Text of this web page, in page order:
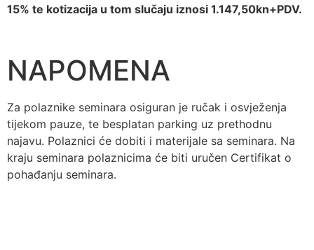
15% te kotizacija u tom slučaju iznosi 1.147,50kn+PDV.
NAPOMENA
Za polaznike seminara osiguran je ručak i osvježenja
tijekom pauze, te besplatan parking uz prethodnu
najavu. Polaznici će dobiti i materijale sa seminara. Na
kraju seminara polaznicima će biti uručen Certifikat o
pohađanju seminara.